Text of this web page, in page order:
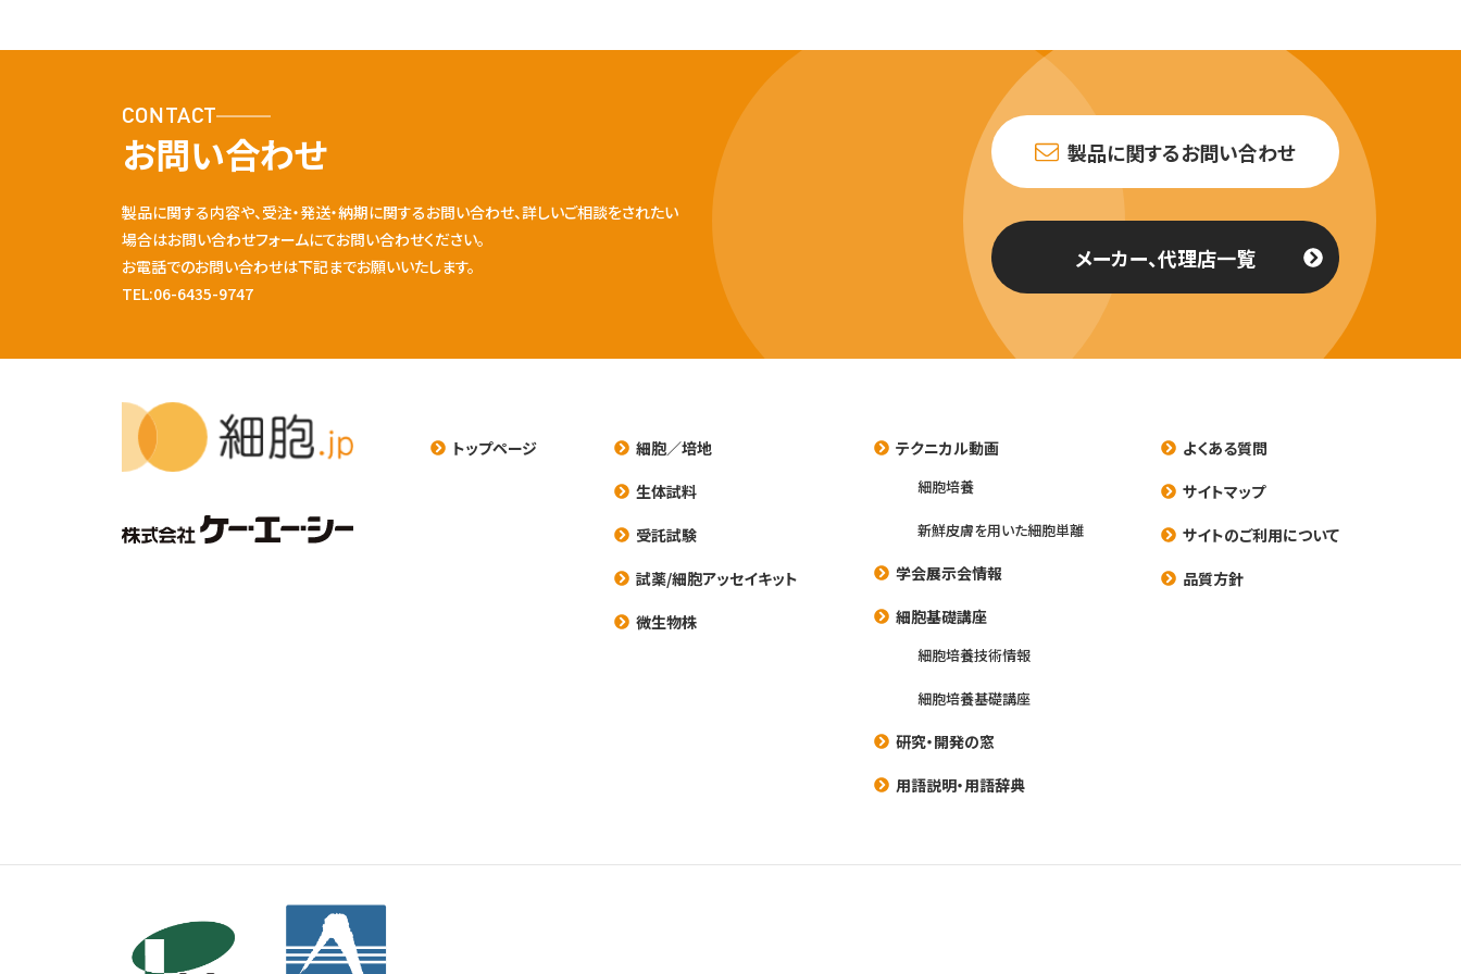
CONTACT
お問い合わせ
製品に関する内容や、受注・発送・納期に関するお問い合わせ、詳しいご相談をされたい
場合はお問い合わせフォームにてお問い合わせください。
お電話でのお問い合わせは下記までお願いいたします。
TEL:06-6435-9747
製品に関するお問い合わせ
メーカー、代理店一覧
トップページ
細胞／培地
生体試料
受託試験
試薬/細胞アッセイキット
微生物株
テクニカル動画
細胞培養
新鮮皮膚を用いた細胞単離
学会展示会情報
細胞基礎講座
細胞培養技術情報
細胞培養基礎講座
研究・開発の窓
用語説明・用語辞典
よくある質問
サイトマップ
サイトのご利用について
品質方針